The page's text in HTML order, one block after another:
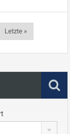
Letzte »